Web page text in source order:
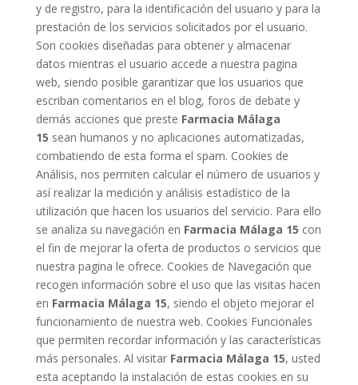
y de registro, para la identificación del usuario y para la
prestación de los servicios solicitados por el usuario.
Son cookies diseñadas para obtener y almacenar
datos mientras el usuario accede a nuestra pagina
web, siendo posible garantizar que los usuarios que
escriban comentarios en el blog, foros de debate y
demás acciones que preste Farmacia Málaga
15 sean humanos y no aplicaciones automatizadas,
combatiendo de esta forma el spam. Cookies de
Análisis, nos permiten calcular el número de usuarios y
así realizar la medición y análisis estadístico de la
utilización que hacen los usuarios del servicio. Para ello
se analiza su navegación en Farmacia Málaga 15 con
el fin de mejorar la oferta de productos o servicios que
nuestra pagina le ofrece. Cookies de Navegación que
recogen información sobre el uso que las visitas hacen
en Farmacia Málaga 15, siendo el objeto mejorar el
funcionamiento de nuestra web. Cookies Funcionales
que permiten recordar información y las características
más personales. Al visitar Farmacia Málaga 15, usted
esta aceptando la instalación de estas cookies en su